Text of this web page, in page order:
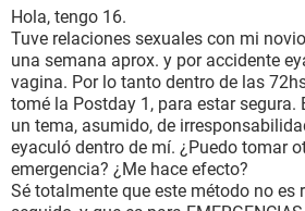
SEXUALIDAD
GLOSARIO
Hola, tengo 16.
Tuve relaciones sexuales con mi
una semana aprox. y por accidente
vagina. Por lo tanto dentro de las
tomé la Postday 1, para estar segura.
un tema, asumido, de
eyaculó dentro de mí. ¿Puedo tomar
emergencia? ¿Me hace efecto?
Sé totalmente que este método no es